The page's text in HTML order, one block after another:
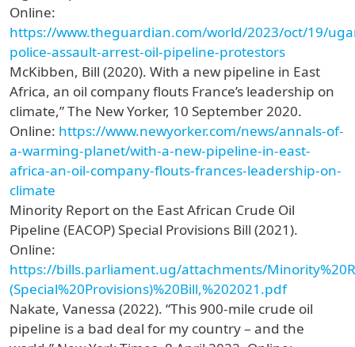
Online:
https://www.theguardian.com/world/2023/oct/19/
police-assault-arrest-oil-pipeline-protestors
McKibben, Bill (2020). With a new pipeline in East
Africa, an oil company flouts France’s leadership on
climate,” The New Yorker, 10 September 2020.
Online: https://www.newyorker.com/news/annals-of-
a-warming-planet/with-a-new-pipeline-in-east-
africa-an-oil-company-flouts-frances-leadership-on-
climate
Minority Report on the East African Crude Oil
Pipeline (EACOP) Special Provisions Bill (2021).
Online:
https://bills.parliament.ug/attachments/
(Special%20Provisions)%20Bill,%202021.pdf
Nakate, Vanessa (2022). “This 900-mile crude oil
pipeline is a bad deal for my country – and the